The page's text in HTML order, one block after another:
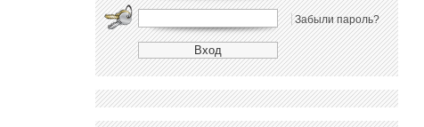
Забыли пароль?